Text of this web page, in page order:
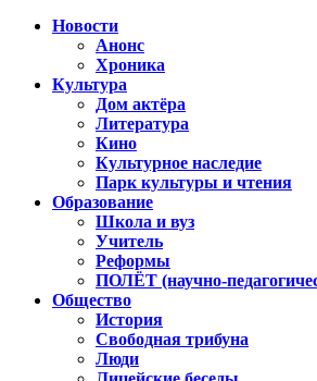
Новости
Анонс
Хроника
Культура
Дом актёра
Литература
Кино
Культурное наследие
Парк культуры и чтения
Образование
Школа и вуз
Учитель
Реформы
ПОЛЁТ (научно-
Общество
История
Свободная трибуна
Люди